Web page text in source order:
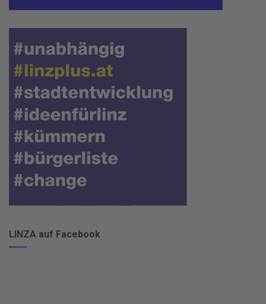
LINZA auf Facebook